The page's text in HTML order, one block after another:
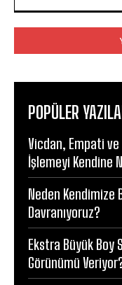
POPÜLER
Vicdan, Empati ve
İşlemeyi Kendine
Neden Kendimize
Davranıyoruz?
Ekstra Büyük Boy
Görünümü